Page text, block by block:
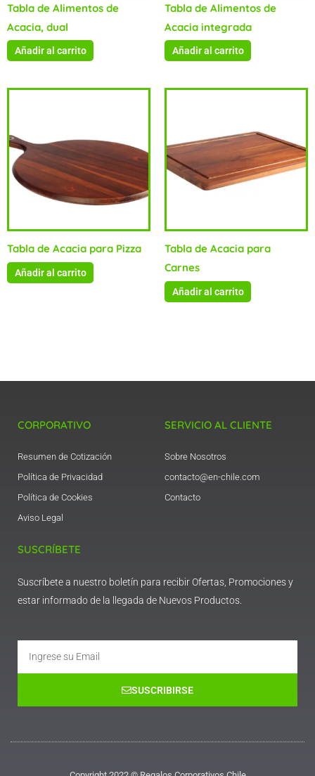
Tabla de Alimentos de
Acacia, dual
Añadir al carrito
Tabla de Alimentos de
Acacia integrada
Añadir al carrito
Tabla de Acacia para Pizza
Añadir al carrito
Tabla de Acacia para
Carnes
Añadir al carrito
CORPORATIVO
Resumen de Cotización
Política de Privacidad
Política de Cookies
Aviso Legal
SERVICIO AL CLIENTE
Sobre Nosotros
contacto@en-chile.com
Contacto
SUSCRÍBETE
Suscríbete a nuestro boletín para recibir Ofertas, Promociones y
estar informado de la llegada de Nuevos Productos.
SUSCRIBIRSE